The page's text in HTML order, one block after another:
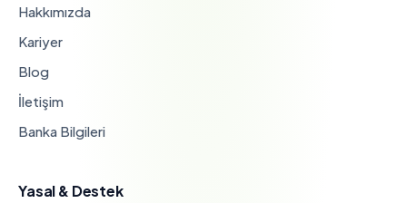
Hakkımızda
Kariyer
Blog
İletişim
Banka Bilgileri
Yasal & Destek